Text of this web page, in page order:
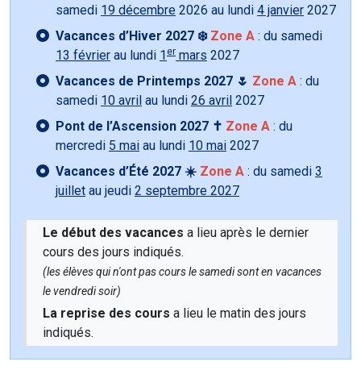
samedi 19 décembre 2026 au lundi 4 janvier 2027
Vacances d’Hiver 2027 ❄️ Zone A : du samedi
13 février au lundi 1 er mars 2027
Vacances de Printemps 2027 🌷 Zone A : du
samedi 10 avril au lundi 26 avril 2027
Pont de l’Ascension 2027 ✝️ Zone A : du
mercredi 5 mai au lundi 10 mai 2027
Vacances d’Été 2027 ☀️ Zone A : du samedi 3
juillet au jeudi 2 septembre 2027
Le début des vacances a lieu après le dernier
cours des jours indiqués.
(les élèves qui n'ont pas cours le samedi sont en vacances
le vendredi soir)
La reprise des cours a lieu le matin des jours
indiqués.